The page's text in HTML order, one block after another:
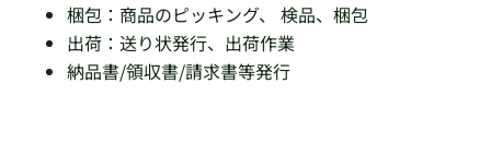
梱包：商品のピッキング、 検品、梱包
出荷：送り状発行、出荷作業
納品書/領収書/請求書等発行